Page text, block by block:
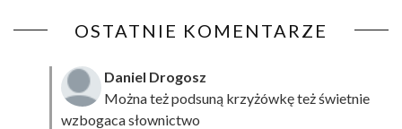
OSTATNIE KOMENTARZE
Daniel Drogosz
Można też podsuną krzyżówkęteż świetnie
wzbogaca słownictwo